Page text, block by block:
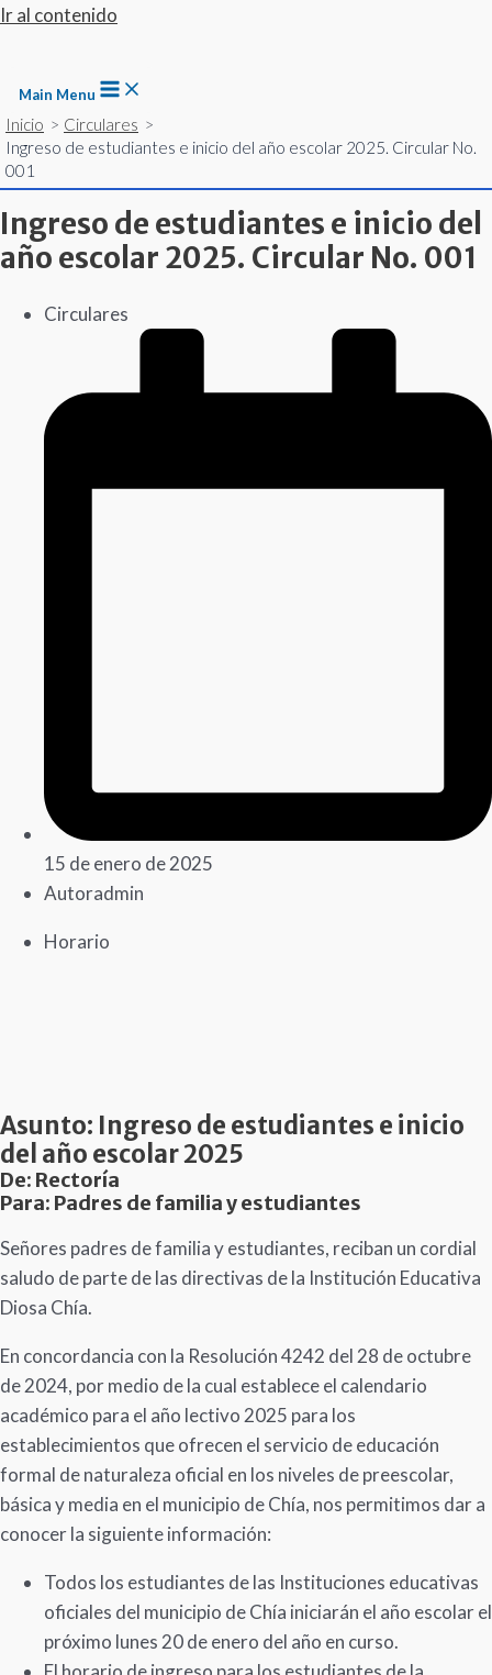
Ir al contenido
Main Menu
Inicio
Circulares
Ingreso de estudiantes e inicio del año escolar 2025. Circular No.
001
del año escolar 2025. Circular
No. 001
/
Ingreso de estudiantes e inicio del
año escolar 2025. Circular No. 001
Circulares
15 de enero de 2025
Autoradmin
Horario
Asunto: Ingreso de estudiantes e inicio
del año escolar 2025
De: Rectoría
Para: Padres de familia y estudiantes
Señores padres de familia y estudiantes, reciban un cordial
saludo de parte de las directivas de la Institución Educativa
Diosa Chía.
En concordancia con la Resolución 4242 del 28 de octubre
de 2024, por medio de la cual establece el calendario
académico para el año lectivo 2025 para los
establecimientos que ofrecen el servicio de educación
formal de naturaleza oficial en los niveles de preescolar,
básica y media en el municipio de Chía, nos permitimos dar a
conocer la siguiente información:
Todos los estudiantes de las Instituciones educativas
oficiales del municipio de Chía iniciarán el año escolar el
próximo lunes 20 de enero del año en curso.